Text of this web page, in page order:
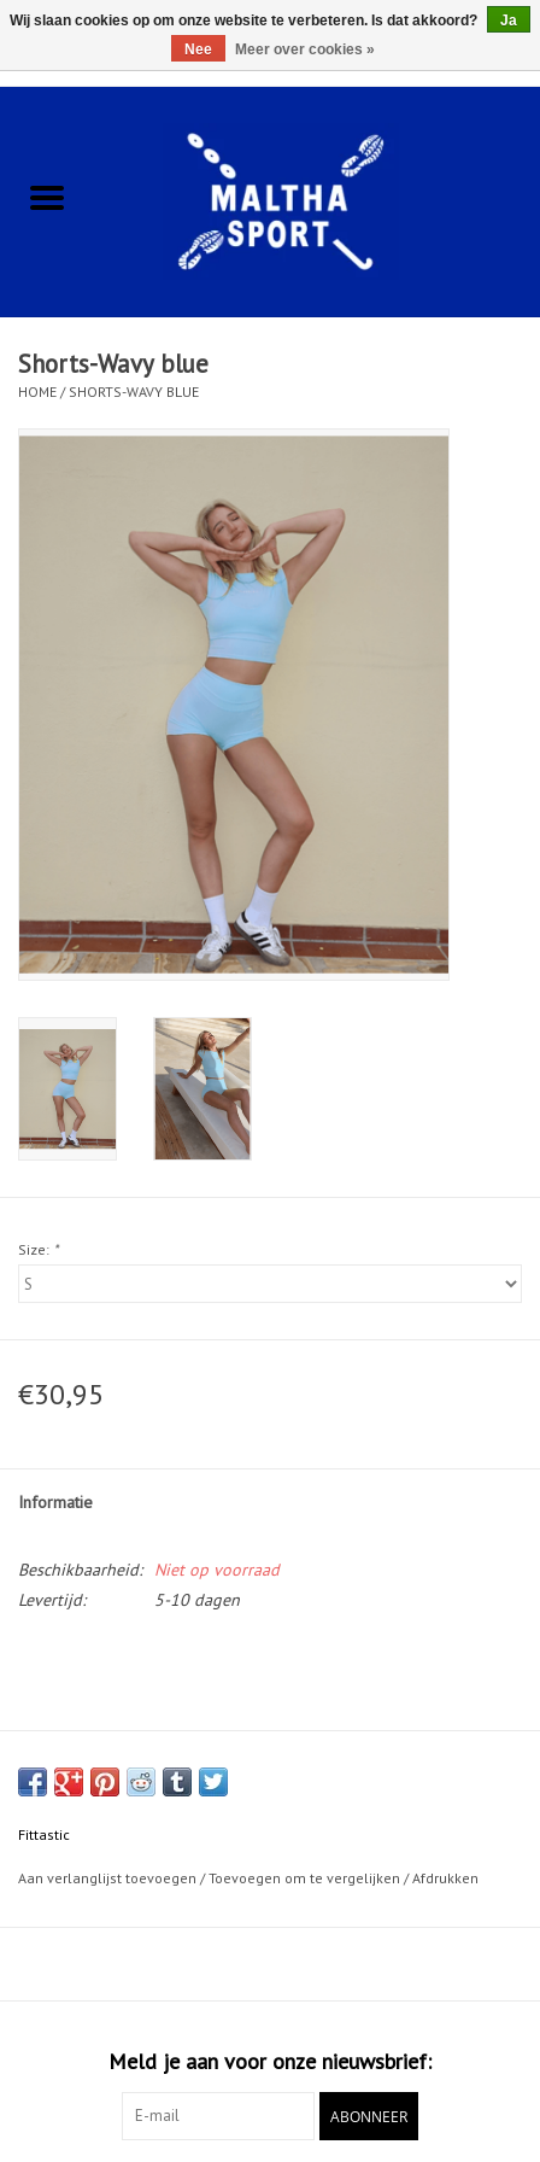
ACCESSOIRES/HARDWARE
KLEDING
CLUBSHOPS
Shorts-Wavy blue
HOME / SHORTS-WAVY BLUE
Size: *
€30,95
Informatie
Beschikbaarheid:
Niet op voorraad
Levertijd:
5-10 dagen
Fittastic
Aan verlanglijst toevoegen /Toevoegen om te vergelijken /Afdrukken
Meld je aan voor onze nieuwsbrief:
ABONNEER
Wij slaan cookies op om onze website te verbeteren. Is dat akkoord?
Ja
Nee
Meer over cookies »